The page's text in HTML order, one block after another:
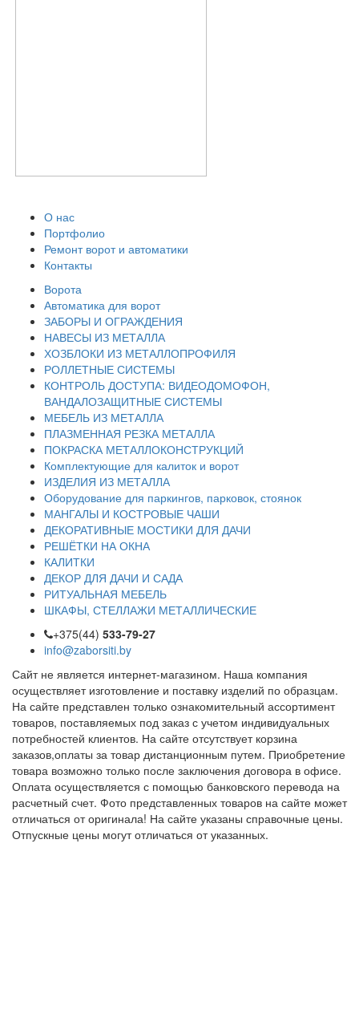
О нас
Портфолио
Ремонт ворот и автоматики
Контакты
Ворота
Автоматика для ворот
ЗАБОРЫ И ОГРАЖДЕНИЯ
НАВЕСЫ ИЗ МЕТАЛЛА
ХОЗБЛОКИ ИЗ МЕТАЛЛОПРОФИЛЯ
РОЛЛЕТНЫЕ СИСТЕМЫ
КОНТРОЛЬ ДОСТУПА: ВИДЕОДОМОФОН,
ВАНДАЛОЗАЩИТНЫЕ СИСТЕМЫ
МЕБЕЛЬ ИЗ МЕТАЛЛА
ПЛАЗМЕННАЯ РЕЗКА МЕТАЛЛА
ПОКРАСКА МЕТАЛЛОКОНСТРУКЦИЙ
Комплектующие для калиток и ворот
ИЗДЕЛИЯ ИЗ МЕТАЛЛА
Оборудование для паркингов, парковок, стоянок
МАНГАЛЫ И КОСТРОВЫЕ ЧАШИ
ДЕКОРАТИВНЫЕ МОСТИКИ ДЛЯ ДАЧИ
РЕШЁТКИ НА ОКНА
КАЛИТКИ
ДЕКОР ДЛЯ ДАЧИ И САДА
РИТУАЛЬНАЯ МЕБЕЛЬ
ШКАФЫ, СТЕЛЛАЖИ МЕТАЛЛИЧЕСКИЕ
+375(44) 533-79-27
info@zaborsiti.by
Сайт не является интернет-магазином. Наша компания
осуществляет изготовление и поставку изделий по образцам.
На сайте представлен только ознакомительный ассортимент
товаров, поставляемых под заказ с учетом индивидуальных
потребностей клиентов. На сайте отсутствует корзина
заказов,оплаты за товар дистанционным путем. Приобретение
товара возможно только после заключения договора в офисе.
Оплата осуществляется с помощью банковского перевода на
расчетный счет. Фото представленных товаров на сайте может
отличаться от оригинала! На сайте указаны справочные цены.
Отпускные цены могут отличаться от указанных.